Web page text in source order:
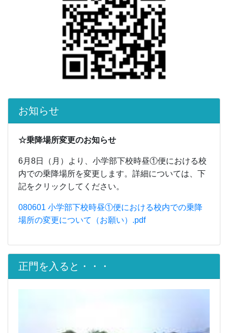
お知らせ
☆乗降場所変更のお知らせ
6月8日（月）より、小学部下校時昼①便における校
内での乗降場所を変更します。詳細については、下
記をクリックしてください。
080601 小学部下校時昼①便における校内での乗降
場所の変更について（お願い）.pdf
正門を入ると・・・